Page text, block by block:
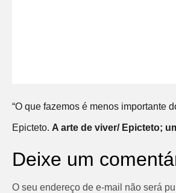
“O que fazemos é menos importante
Epicteto. A arte de viver/ Epicteto;
Deixe um
O seu endereço de e-mail não será